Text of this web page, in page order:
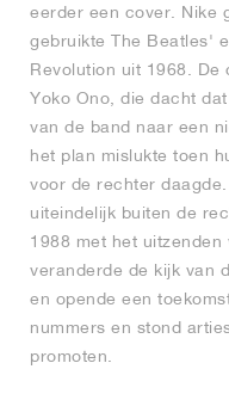
eerder een cover. Nike
gebruikte The Beatles'
Revolution uit 1968. De
Yoko Ono, die dacht
van de band naar een
het plan mislukte toen
voor de rechter
uiteindelijk buiten de
1988 met het
veranderde de kijk van
en opende een
nummers en stond
promoten.